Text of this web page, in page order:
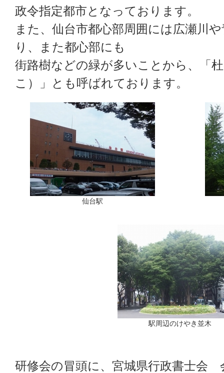
政令指定都市となっております。
また、仙台市都心部周囲には広瀬川
り、また都心部にも
街路樹などの緑が多いことから、「
こ）」とも呼ばれております。
仙台駅
駅周辺のけやき並木
研修会の冒頭に、宮城県行政書士